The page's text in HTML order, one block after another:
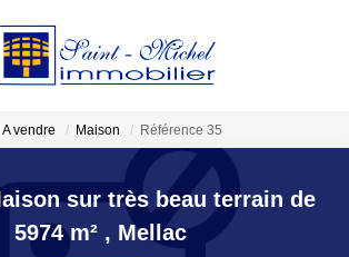
LOCATIONS
ESTIMATION
A vendre Maison Référence 35
sur très beau terrain de
5974 m² , Mellac